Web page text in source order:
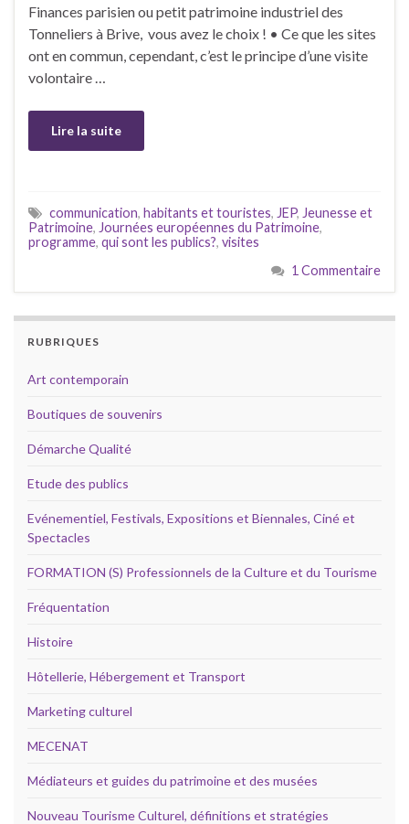
Finances parisien ou petit patrimoine industriel des
Tonneliers à Brive, vous avez le choix ! • Ce que les sites
ont en commun, cependant, c’est le principe d’une visite
volontaire …
Lire la suite
communication, habitants et touristes, JEP, Jeunesse et
Patrimoine, Journées européennes du Patrimoine,
programme, qui sont les publics?, visites
1 Commentaire
RUBRIQUES
Art contemporain
Boutiques de souvenirs
Démarche Qualité
Etude des publics
Evénementiel, Festivals, Expositions et Biennales, Ciné et
Spectacles
FORMATION (S) Professionnels de la Culture et du Tourisme
Fréquentation
Histoire
Hôtellerie, Hébergement et Transport
Marketing culturel
MECENAT
Médiateurs et guides du patrimoine et des musées
Nouveau Tourisme Culturel, définitions et stratégies